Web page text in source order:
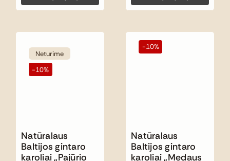
49,00 €.
26,00 €.
30,00 €.
24,00 €.
Neturime
-10%
Natūralaus
Baltijos gintaro
karoliai „Pajūrio
-10%
Natūralaus
Baltijos gintaro
karoliai „Medaus